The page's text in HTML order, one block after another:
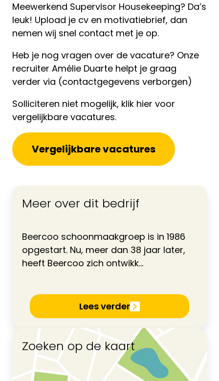
Meewerkend Supervisor Housekeeping? Da’s
leuk! Upload je cv en motivatiebrief, dan
nemen wij snel contact met je op.
Heb je nog vragen over de vacature? Onze
recruiter Amélie Duarte helpt je graag
verder via (contactgegevens verborgen)
Solliciteren niet mogelijk, klik hier voor
vergelijkbare vacatures.
Vergelijkbare vacatures
Meer over dit bedrijf
Beercoo schoonmaakgroep is in 1986
opgestart. Nu, meer dan 38 jaar later,
heeft Beercoo zich ontwikk...
Lees verder
Zoeken op de kaart